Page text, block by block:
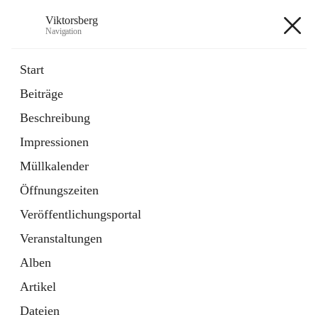
Viktorsberg
Navigation
Start
Beiträge
Beschreibung
Impressionen
Müllkalender
Öffnungszeiten
Veröffentlichungsportal
Veranstaltungen
Alben
Artikel
Dateien
1 Schnellzugriff
Bürgerservice
10 Schnellzugriffe